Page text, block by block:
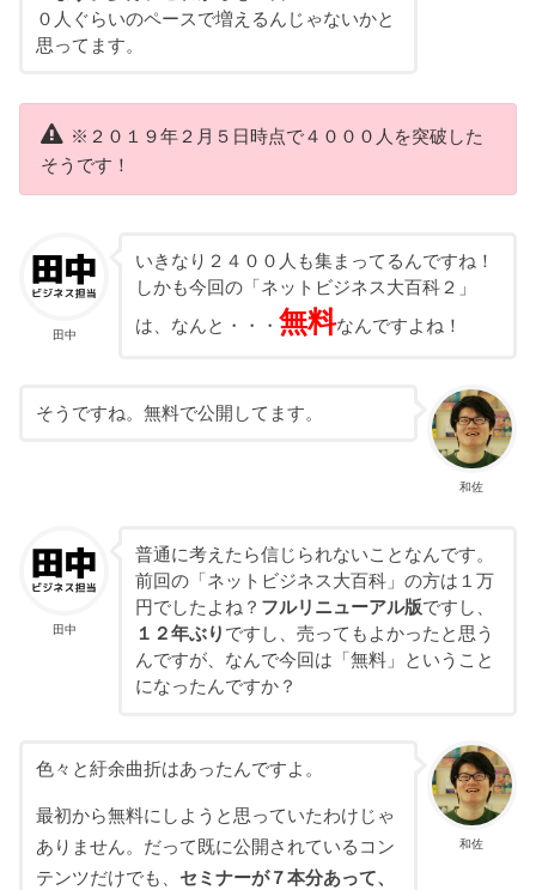
０人ぐらいのペースで増えるんじゃないかと
思ってます。
※２０１９年２月５日時点で４０００人を突破した
そうです！
田中
いきなり２４００人も集まってるんですね！
しかも今回の「ネットビジネス大百科２」
は、なんと・・・ 無料なんですよね！
和佐
そうですね。無料で公開してます。
田中
普通に考えたら信じられないことなんです。
前回の「ネットビジネス大百科」の方は１万
円でしたよね？ フルリニューアル版ですし、
１２年ぶり ですし、売ってもよかったと思う
んですが、なんで今回は「無料」ということ
になったんですか？
和佐
色々と紆余曲折はあったんですよ。
最初から無料にしようと思っていたわけじゃ
ありません。だって既に公開されているコン
テンツだけでも、 セミナーが７本分あって、